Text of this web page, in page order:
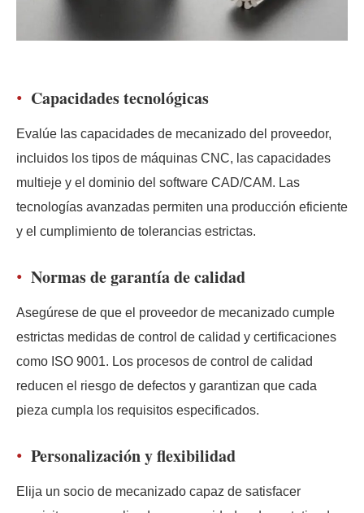
Capacidades tecnológicas
Evalúe las capacidades de mecanizado del proveedor,
incluidos los tipos de máquinas CNC, las capacidades
multieje y el dominio del software CAD/CAM. Las
tecnologías avanzadas permiten una producción eficiente
y el cumplimiento de tolerancias estrictas.
Normas de garantía de calidad
Asegúrese de que el proveedor de mecanizado cumple
estrictas medidas de control de calidad y certificaciones
como ISO 9001. Los procesos de control de calidad
reducen el riesgo de defectos y garantizan que cada
pieza cumpla los requisitos especificados.
Personalización y flexibilidad
Elija un socio de mecanizado capaz de satisfacer